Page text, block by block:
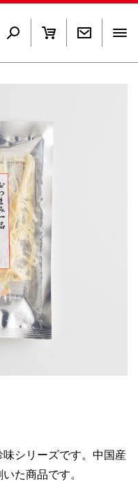
シリーズです。中国産
た商品です。